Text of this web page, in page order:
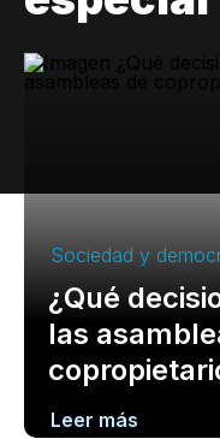
Sociedad y
¿Qué
las
Leer más